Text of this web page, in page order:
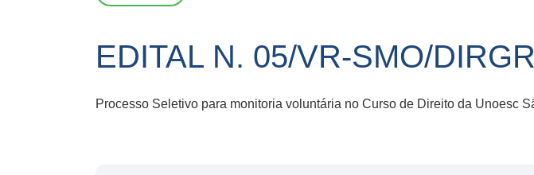
EDITAL N. 05/VR-SMO/
Processo Seletivo para monitoria voluntária no Curso de Direito da Unoesc